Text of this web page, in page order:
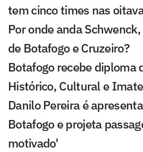
tem cinco times nas
Por onde anda
de Botafogo e Cruzeiro?
Botafogo recebe diploma
Histórico, Cultural e
Danilo Pereira é
Botafogo e projeta
motivado'